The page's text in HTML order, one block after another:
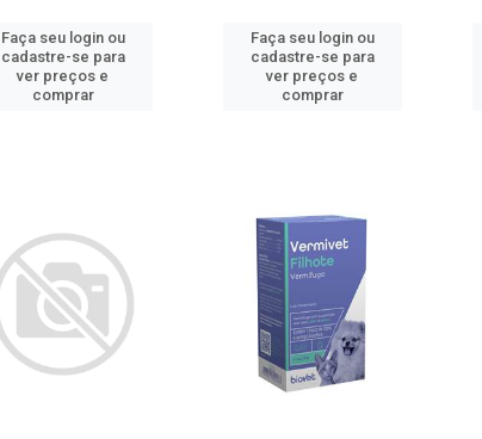
Faça seu login ou
cadastre-se para
ver preços e
comprar
Faça seu login ou
cadastre-se para
ver preços e
comprar